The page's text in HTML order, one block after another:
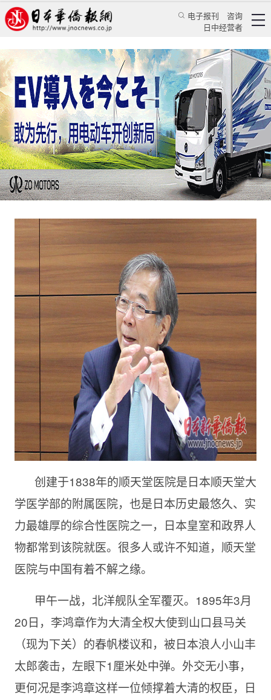
电子报刊
咨询
日中经营者
赴日医疗得找跨国机构不能“爆买”
——访日中医学协会理事长、顺天堂医院第九代堂主小川秀兴
蒋丰 专访 医疗专家
日本新华侨报 2016/8/25 10:00:00
创建于1838年的顺天堂医院是日本顺天堂大
学医学部的附属医院，也是日本历史最悠久、实
力最雄厚的综合性医院之一，日本皇室和政界人
物都常到该院就医。很多人或许不知道，顺天堂
医院与中国有着不解之缘。
甲午一战，北洋舰队全军覆灭。 1895年3月
20日，李鸿章作为大清全权大使到山口县马关
（现为下关）的春帆楼议和，被日本浪人小山丰
太郎袭击，左眼下1厘米处中弹。外交无小事，
更何况是李鸿章这样一位倾撑着大清的权臣，日